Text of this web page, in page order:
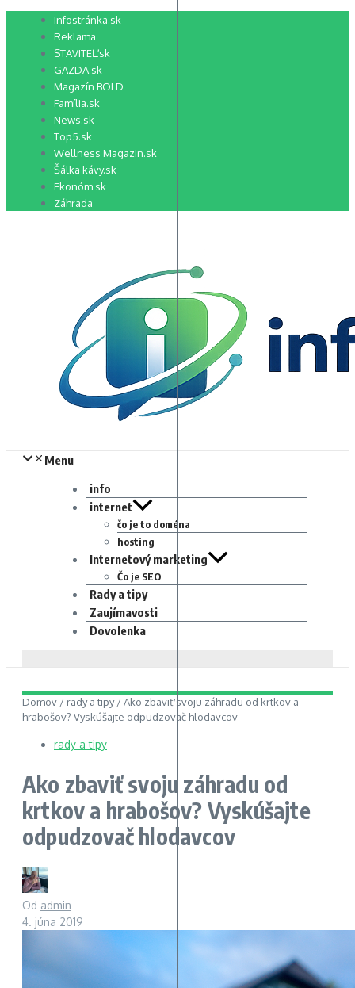
Preskočiť Infostránka.sk
Reklama
STAVITEĽ.sk
GAZDA.sk
Magazín BOLD
Família.sk
News.sk
Top5.sk
Wellness Magazin.sk
Šálka kávy.sk
Ekonóm.sk
Záhrada
Menu
info
internet
čo je to doména
hosting
Internetový marketing
Čo je SEO
Rady a tipy
Zaujímavosti
Dovolenka
Domov / rady a tipy/Ako zbaviť svoju záhradu od krtkov a
hrabošov? Vyskúšajte odpudzovač hlodavcov
rady a tipy
Ako zbaviť svoju záhradu od
krtkov a hrabošov? Vyskúšajte
odpudzovač hlodavcov
Od admin
4. júna 2019